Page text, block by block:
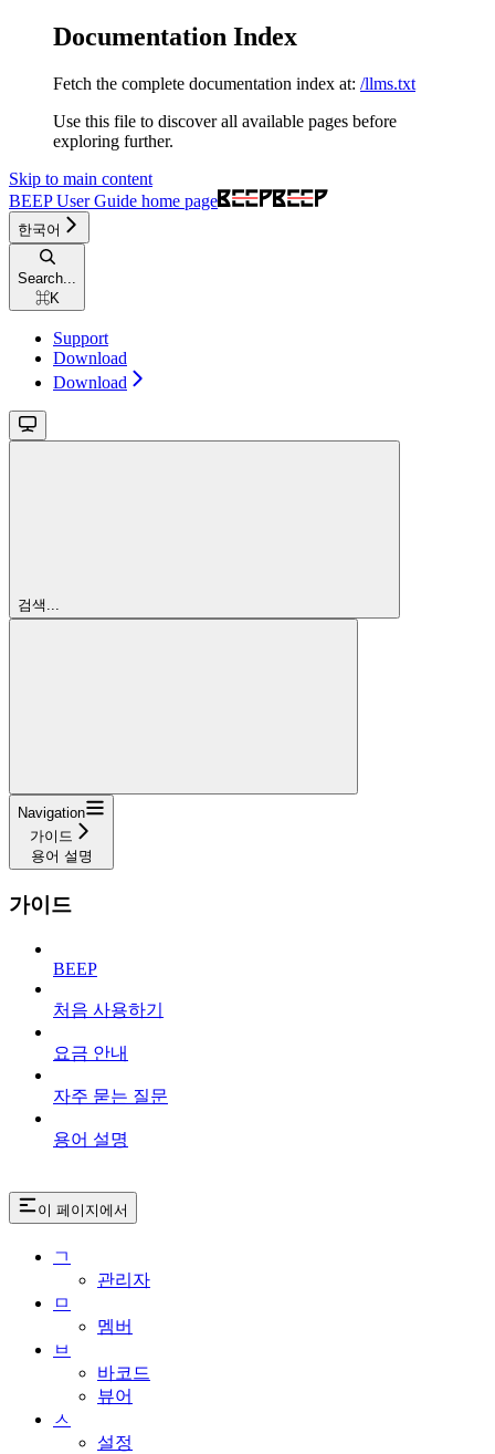
Documentation Index
Fetch the complete documentation index at: /llms.txt
Use this file to discover all available pages before
exploring further.
Skip to main content
BEEP User Guide home page
한국어
Search...
⌘K
Support
Download
Download
검색...
Navigation
가이드
용어 설명
가이드
BEEP
처음 사용하기
요금 안내
자주 묻는 질문
용어 설명
이 페이지에서
ㄱ
관리자
ㅁ
멤버
ㅂ
바코드
뷰어
ㅅ
설정